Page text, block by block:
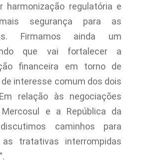
harmonização regulatória e
segurança para as
Firmamos ainda um
que vai fortalecer a
financeira em torno de
interesse comum dos dois
relação às negociações
e a República da
caminhos para
as tratativas interrompidas